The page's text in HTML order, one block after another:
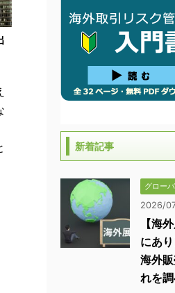
新着記事
グロー
2026/
【海
にあ
海外
れを